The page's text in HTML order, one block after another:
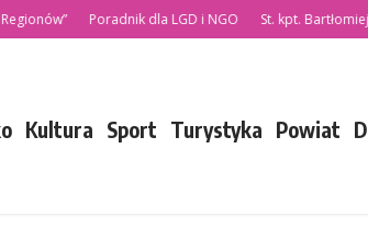
Poradnik dla LGD i NGO St. kpt. Bartłomiej
Kultura Sport Turystyka Powiat